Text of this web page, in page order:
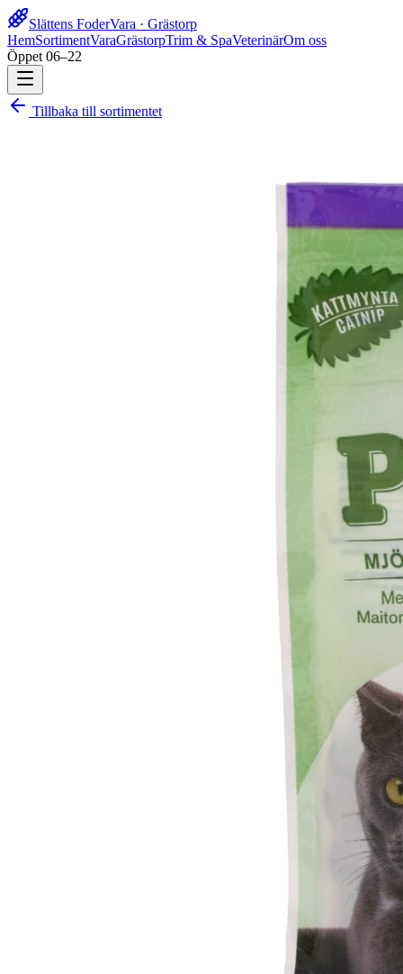
Slättens FoderVara · Grästorp
HemSortimentVaraGrästorpTrim & SpaVeterinärOm oss
Öppet 06–22
Tillbaka till sortimentet